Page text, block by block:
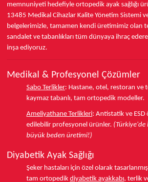
memnuniyeti hedefiyle ortopedik ayak sağlığı
13485 Medikal Cihazlar Kalite Yönetim Sistemi
belgelerimizle, tamamen kendi üretimimiz olan
sandalet ve tabanlıkları tüm dünyaya ihraç
inşa ediyoruz.
Medikal & Profesyonel Çözümler
Sabo Terlikler: Hastane, otel, restoran ve
kaymaz tabanlı, tam ortopedik modeller.
Ameliyathane Terlikleri: Antistatik ve ESD
edilebilir profesyonel ürünler.
büyük beden üretimi!)
Diyabetik Ayak Sağlığı
Şeker hastaları için özel olarak
tam ortopedik diyabetik ayakkabı, terlik